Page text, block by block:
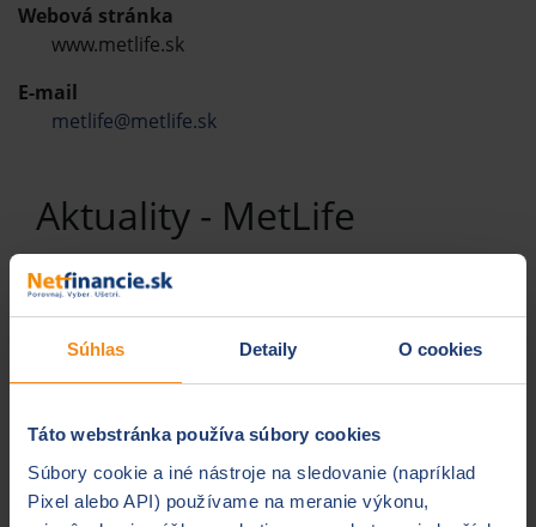
Súhlas Detaily O cookies
Táto webstránka používa súbory cookies
Súbory cookie a iné nástroje na sledovanie (napríklad
Pixel alebo API) používame na meranie výkonu,
Webová stránka
www.metlife.sk
E-mail
metlife@metlife.sk
Aktuality - MetLife